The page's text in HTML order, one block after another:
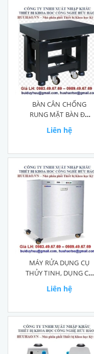
BÀN CÂN CHỐNG
RUNG MẶT BÀN ĐÁ
Liên hệ
MÁY RỬA DỤNG CỤ
THỦY TINH, DỤNG CỤ
Liên hệ